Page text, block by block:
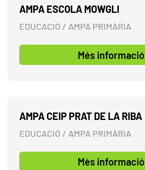
AMPA ESCOLA MOWGLI
EDUCACIÓ / AMPA PRIMÀRIA
Més informació
AMPA CEIP PRAT DE LA RIBA
EDUCACIÓ / AMPA PRIMÀRIA
Més informació